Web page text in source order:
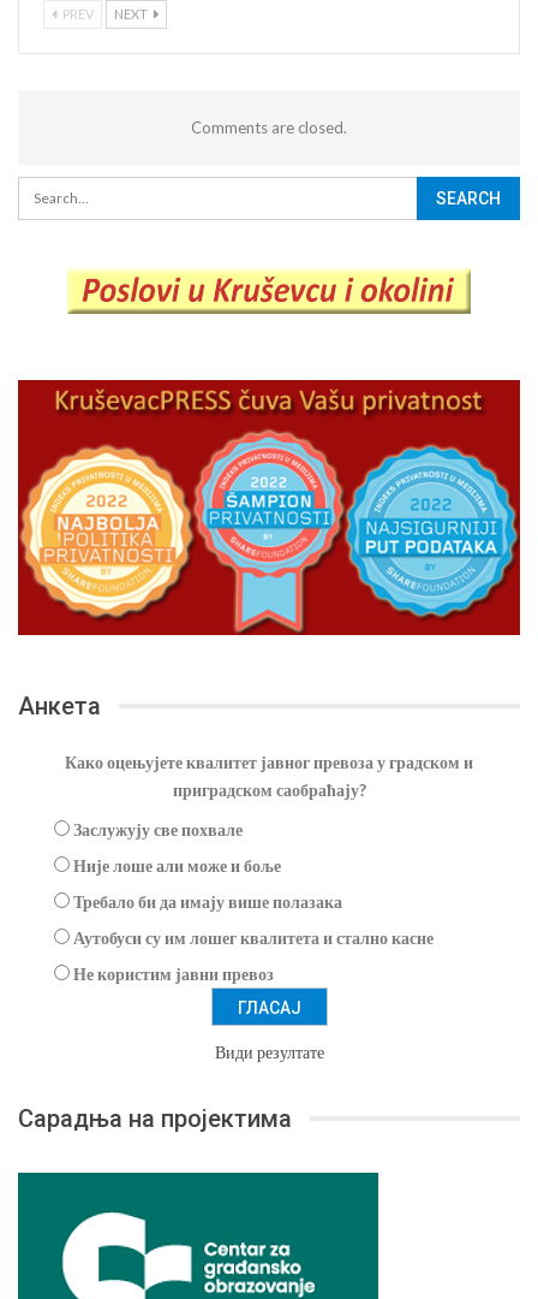
PREV NEXT
Comments are closed.
Анкета
Како оцењујете квалитет јавног превоза у градском и
приградском саобраћају?
Заслужују све похвале
Није лоше али може и боље
Требало би да имају више полазака
Аутобуси су им лошег квалитета и стално касне
Не користим јавни превоз
Види резултате
Сарадња на пројектима